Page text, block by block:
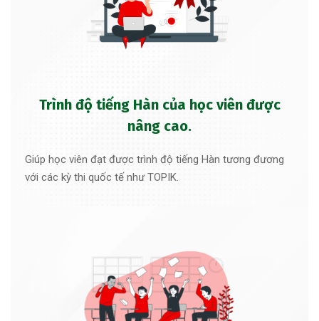
Trình độ tiếng Hàn của học viên được
nâng cao.
Giúp học viên đạt được trình độ tiếng Hàn tương đương
với các kỳ thi quốc tế như TOPIK.